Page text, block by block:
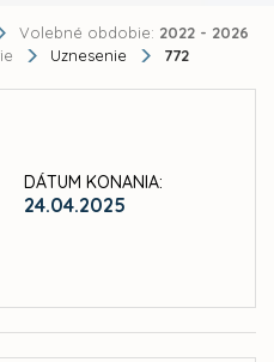
Volebné obdobie: 2022 - 2026
Uznesenie 772
DÁTUM KONANIA:
24.04.2025